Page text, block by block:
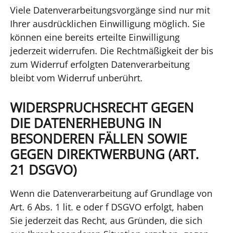
Viele Datenverarbeitungsvorgänge sind nur mit
Ihrer ausdrücklichen Einwilligung möglich. Sie
können eine bereits erteilte Einwilligung
jederzeit widerrufen. Die Rechtmäßigkeit der bis
zum Widerruf erfolgten Datenverarbeitung
bleibt vom Widerruf unberührt.
WIDERSPRUCHSRECHT GEGEN
DIE DATENERHEBUNG IN
BESONDEREN FÄLLEN SOWIE
GEGEN DIREKTWERBUNG (ART.
21 DSGVO)
Wenn die Datenverarbeitung auf Grundlage von
Art. 6 Abs. 1 lit. e oder f DSGVO erfolgt, haben
Sie jederzeit das Recht, aus Gründen, die sich